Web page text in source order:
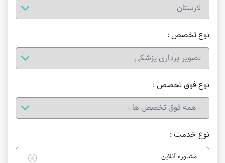
نوع خدمت :
مشاوره آنلاین
نوع تخصص :
نوع فوق تخصص :